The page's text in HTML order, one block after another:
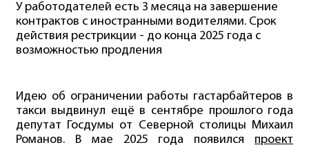
У работодателей есть 3 месяца на завершение
контрактов с иностранными водителями. Срок
действия рестрикции - до конца 2025 года с
возможностью продления
Идею об ограничении работы гастарбайтеров в
такси выдвинул ещё в сентябре прошлого года
депутат Госдумы от Северной столицы Михаил
Романов. В мае 2025 года появился проект